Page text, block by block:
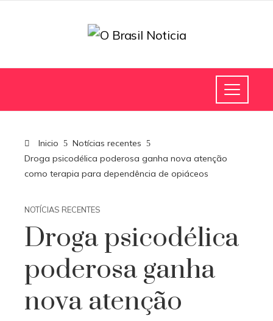
Inicio
Notícias recentes
Droga psicodélica poderosa ganha nova atenção
como terapia para dependência de opiáceos
NOTÍCIAS RECENTES
Droga psicodélica
poderosa ganha
nova atenção